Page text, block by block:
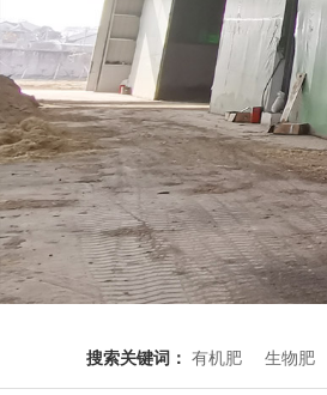
搜索关键词： 有机肥 生物肥